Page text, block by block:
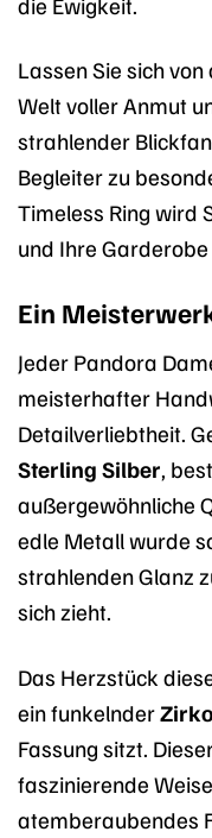
Lassen Sie sich
Welt voller Anmut
strahlender
Begleiter zu
Timeless Ring wird
und Ihre
Ein
Jeder Pandora
meisterhafter
Detailverliebtheit.
Sterling Silber,
außergewöhnliche
edle Metall wurde
strahlenden Glanz
sich zieht.
Das Herzstück
ein funkelnder
Fassung sitzt.
faszinierende
atemberaubendes